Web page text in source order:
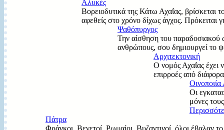
Αλυκές
Βορειοδυτικά της Κάτω Αχαΐας, βρίσκεται
αφεθείς στο χρόνο δίχως άγχος. Πρόκειται
Ψαθόπυργος
Την αίσθηση του παραδοσιακού
ανθρώπους, σου δημιουργεί το
Αρχιτεκτονική
Ο νομός Αχαΐας έχει
επιρροές από
Οι
μόνες
Πάτρα
Φράγκοι, Βενετοί, Ρωμαίοι, Βυζαντινοί, όλοι έβαλαν